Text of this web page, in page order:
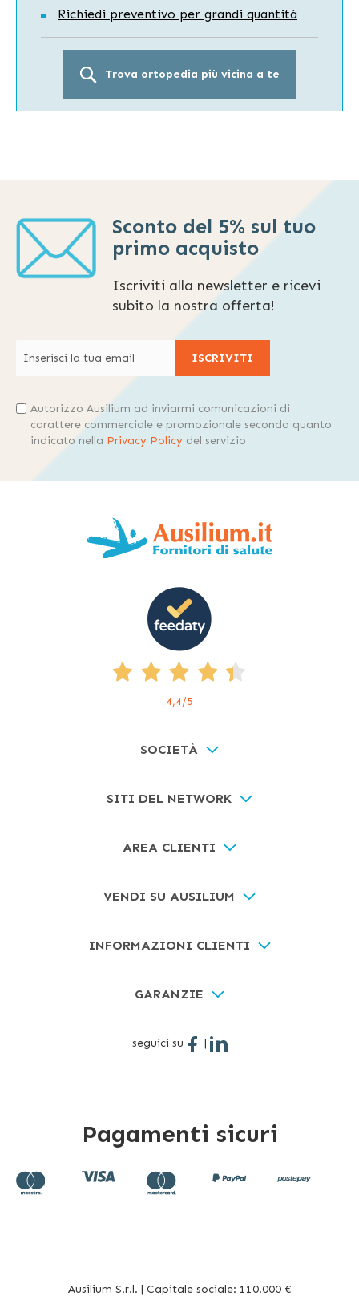
Richiedi preventivo per grandi quantità
Trova ortopedia più vicina a te
Sconto del 5% sul tuo
primo acquisto
Iscriviti alla newsletter e ricevi
subito la nostra offerta!
ISCRIVITI
Autorizzo Ausilium ad inviarmi comunicazioni di
carattere commerciale e promozionale secondo quanto
indicato nella Privacy Policy del servizio
4,4/5
SOCIETÀ
SITI DEL NETWORK
AREA CLIENTI
VENDI SU AUSILIUM
INFORMAZIONI CLIENTI
GARANZIE
seguici su |
Pagamenti sicuri
Ausilium S.r.l. | Capitale sociale: 110.000 €